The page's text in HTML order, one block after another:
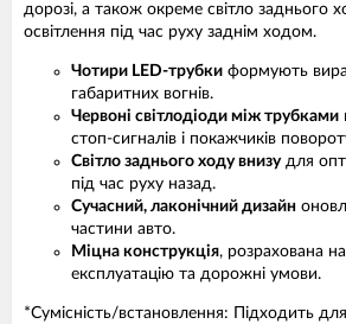
дорозі, а також окреме світло заднього
освітлення під час руху заднім ходом.
Чотири LED-трубки формують
габаритних вогнів.
Червоні світлодіоди між трубками
стоп-сигналів і покажчиків
Світло заднього ходу внизудля
під час руху назад.
Сучасний, лаконічний дизайн
частини авто.
Міцна конструкція, розрахована
експлуатацію та дорожні умови.
*Сумісність/встановлення: Підходить